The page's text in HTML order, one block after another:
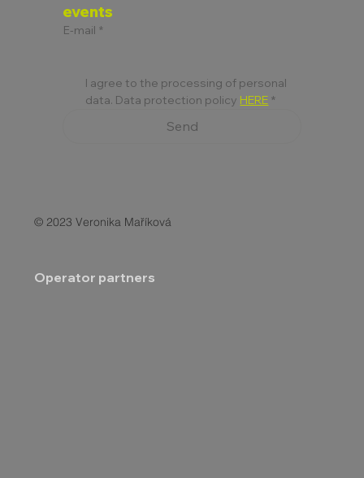
events
E-mail *
I agree to the processing of personal
data. Data protection policy HERE *
Send
© 2023 Veronika Maříková
Operator partners